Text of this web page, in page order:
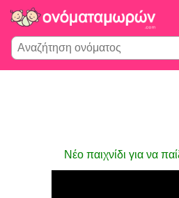
Νέο παιχνίδι για να